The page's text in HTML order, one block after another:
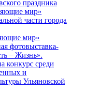
праздника
мир»
части города
мир»
фотовыставка-
– Жизнь».
конкурс среди
и
Ульяновской